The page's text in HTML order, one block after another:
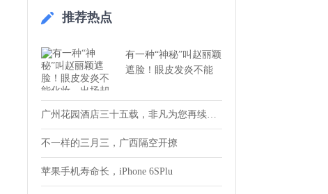
推荐热点
有一种“神秘”叫赵丽颖
遮脸！眼皮发炎不能
广州花园酒店三十五载，非凡为您再续传奇！
不一样的三月三，广西隔空开撩
苹果手机寿命长，iPhone 6SPlu